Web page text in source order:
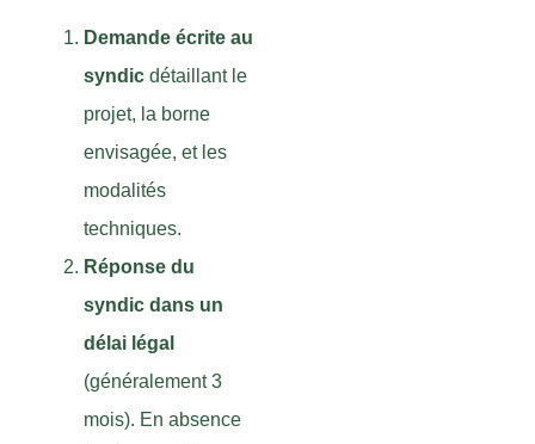
Demande écrite au
syndic détaillant le
projet, la borne
envisagée, et les
modalités
techniques.
Réponse du
syndic dans un
délai légal
(généralement 3
mois). En absence